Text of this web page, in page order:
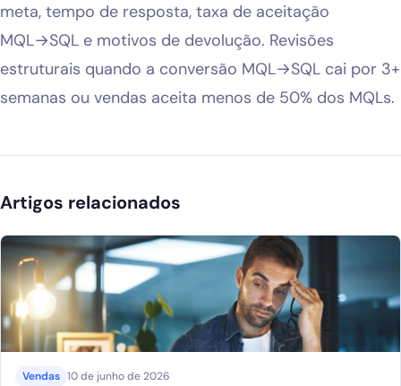
meta, tempo de resposta, taxa de aceitação
MQL→SQL e motivos de devolução. Revisões
estruturais quando a conversão MQL→SQL cai por 3+
semanas ou vendas aceita menos de 50% dos MQLs.
Artigos relacionados
Vendas 10 de junho de 2026